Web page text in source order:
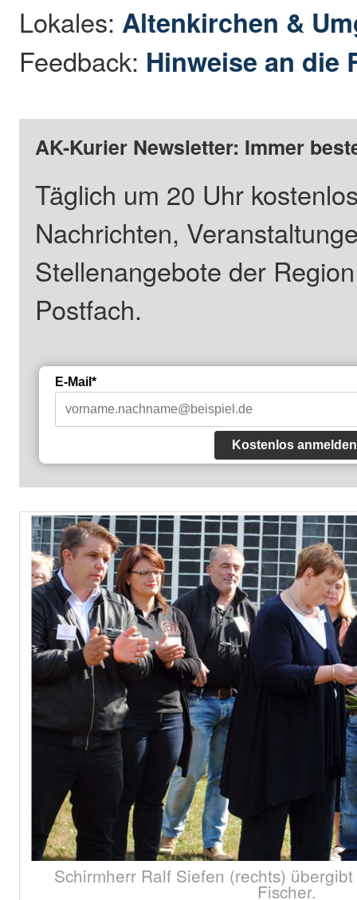
Lokales: Altenkirchen &
Feedback: Hinweise an die
AK-Kurier Newsletter: Immer
Täglich um 20 Uhr
Nachrichten,
Stellenangebote der
Postfach.
E-Mail*
Kostenlos anmelden
Schirmherr Ralf Siefen (rechts)
Fischer.